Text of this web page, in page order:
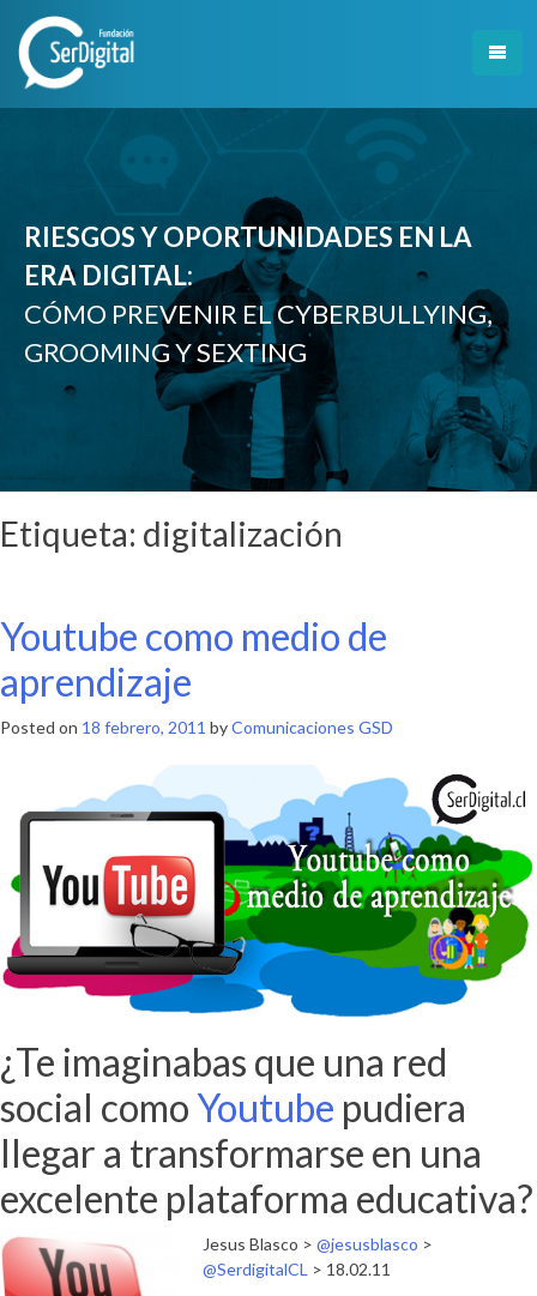
content
RIESGOS Y OPORTUNIDADES EN LA
ERA DIGITAL:
CÓMO PREVENIR EL CYBERBULLYING,
GROOMING Y SEXTING
Etiqueta: digitalización
Youtube como medio de
aprendizaje
Posted on 18 febrero, 2011 byComunicaciones GSD
¿Te imaginabas que una red
social comoYoutube pudiera
llegar a transformarse en una
excelente plataforma educativa?
Jesus Blasco > @jesusblasco >
@SerdigitalCL > 18.02.11